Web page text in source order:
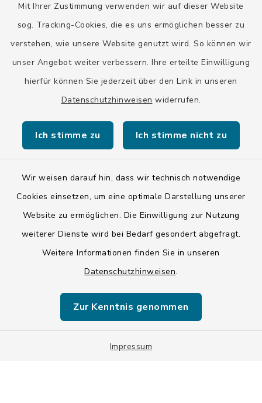
Mit Ihrer Zustimmung verwenden wir auf dieser Website
sog. Tracking-Cookies, die es uns ermöglichen besser zu
verstehen, wie unsere Website genutzt wird. So können wir
unser Angebot weiter verbessern. Ihre erteilte Einwilligung
hierfür können Sie jederzeit über den Link in unseren
Datenschutzhinweisen widerrufen.
Ich stimme zu Ich stimme nicht zu
Wir weisen darauf hin, dass wir technisch notwendige
Cookies einsetzen, um eine optimale Darstellung unserer
Website zu ermöglichen. Die Einwilligung zur Nutzung
weiterer Dienste wird bei Bedarf gesondert abgefragt.
Weitere Informationen finden Sie in unseren
Datenschutzhinweisen.
Zur Kenntnis genommen
Impressum
Raiffeisenbank Isar Loisachtal eG
DE92 7016 9543 0001 0005 00
GENODEF1HHS
HypoVereinsbank
DE20 7002 0270 3630 1010 09
HYVEDEMMXXX
Kontakt
Datenschutz
Sitemap